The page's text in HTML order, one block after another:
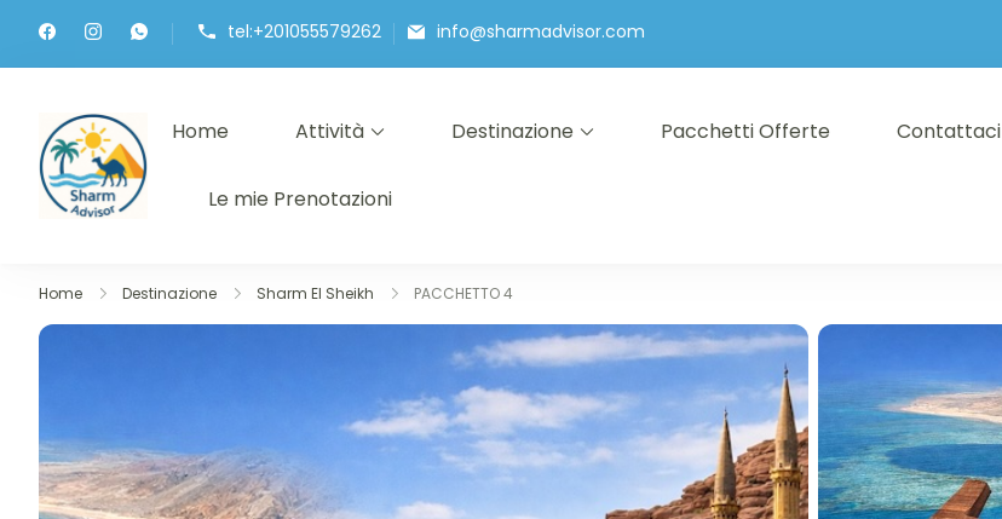
tel:+201055579262 info@sharmadvisor.com
Home Attività Destinazione Pacchetti Offerte Contattaci
Le mie Prenotazioni
Home Destinazione Sharm El Sheikh PACCHETTO 4